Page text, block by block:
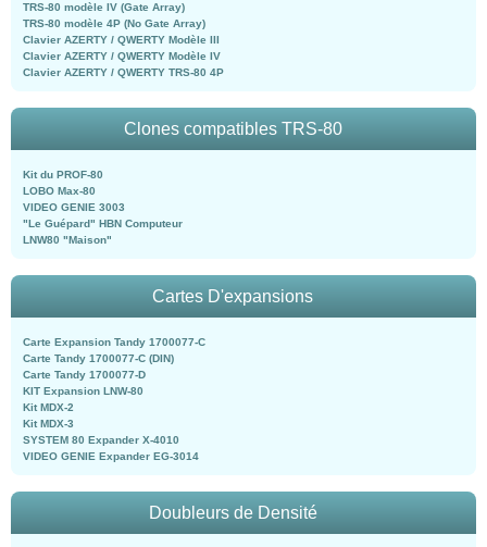
TRS-80 modèle IV (Gate Array)
TRS-80 modèle 4P (No Gate Array)
Clavier AZERTY / QWERTY Modèle III
Clavier AZERTY / QWERTY Modèle IV
Clavier AZERTY / QWERTY TRS-80 4P
Clones compatibles TRS-80
Kit du PROF-80
LOBO Max-80
VIDEO GENIE 3003
"Le Guépard" HBN Computeur
LNW80 "Maison"
Cartes D'expansions
Carte Expansion Tandy 1700077-C
Carte Tandy 1700077-C (DIN)
Carte Tandy 1700077-D
KIT Expansion LNW-80
Kit MDX-2
Kit MDX-3
SYSTEM 80 Expander X-4010
VIDEO GENIE Expander EG-3014
Doubleurs de Densité